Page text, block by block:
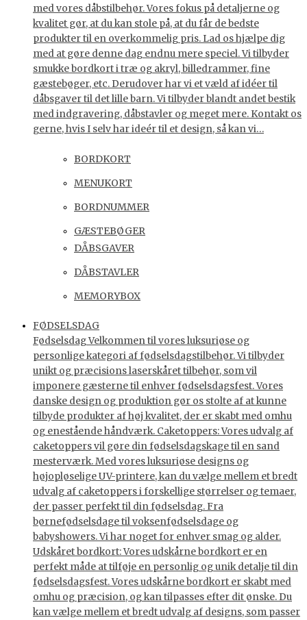
med vores dåbstilbehør. Vores fokus på detaljerne og
kvalitet gør, at du kan stole på, at du får de bedste
produkter til en overkommelig pris. Lad os hjælpe dig
med at gøre denne dag endnu mere speciel. Vi tilbyder
smukke bordkort i træ og akryl, billedrammer, fine
gæstebøger, etc. Derudover har vi et væld af idéer til
dåbsgaver til det lille barn. Vi tilbyder blandt andet bestik
med indgravering, dåbstavler og meget mere. Kontakt os
gerne, hvis I selv har ideér til et design, så kan vi…
BORDKORT
MENUKORT
BORDNUMMER
GÆSTEBØGER
DÅBSGAVER
DÅBSTAVLER
MEMORYBOX
FØDSELSDAG
Fødselsdag Velkommen til vores luksuriøse og
personlige kategori af fødselsdagstilbehør. Vi tilbyder
unikt og præcisions laserskåret tilbehør, som vil
imponere gæsterne til enhver fødselsdagsfest. Vores
danske design og produktion gør os stolte af at kunne
tilbyde produkter af høj kvalitet, der er skabt med omhu
og enestående håndværk. Caketoppers: Vores udvalg af
caketoppers vil gøre din fødselsdagskage til en sand
mesterværk. Med vores luksuriøse designs og
højopløselige UV-printere, kan du vælge mellem et bredt
udvalg af caketoppers i forskellige størrelser og temaer,
der passer perfekt til din fødselsdag. Fra
børnefødselsdage til voksenfødselsdage og
babyshowers. Vi har noget for enhver smag og alder.
Udskåret bordkort: Vores udskårne bordkort er en
perfekt måde at tilføje en personlig og unik detalje til din
fødselsdagsfest. Vores udskårne bordkort er skabt med
omhu og præcision, og kan tilpasses efter dit ønske. Du
kan vælge mellem et bredt udvalg af designs, som passer